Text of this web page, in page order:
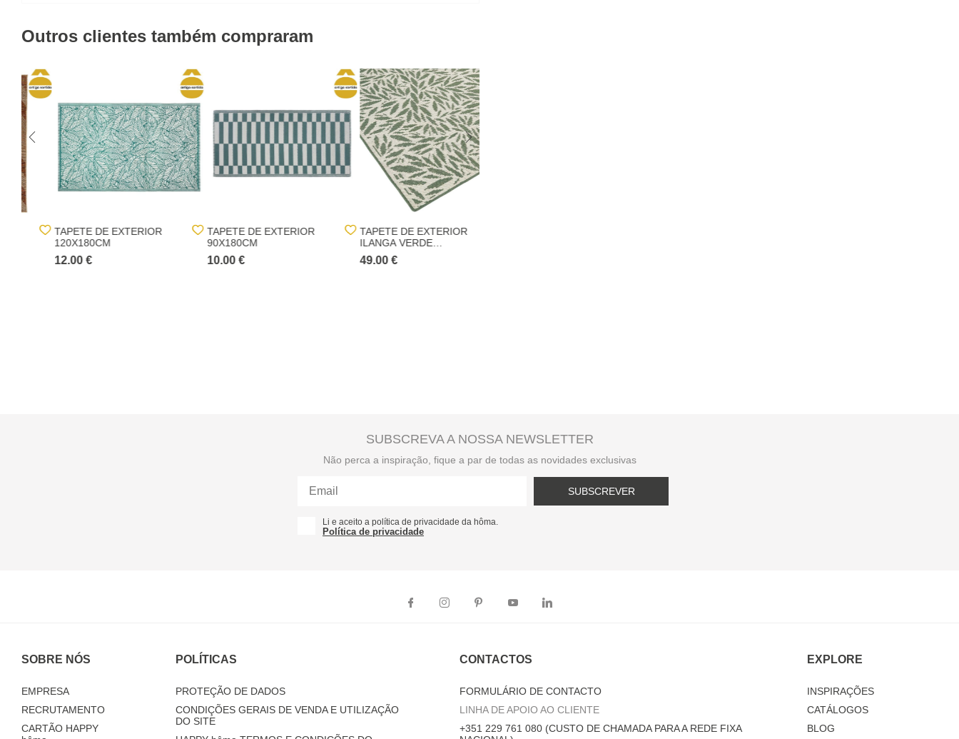
Outros clientes também compraram
TAPETE DE EXTERIOR
120X180CM
12.00 €
TAPETE DE EXTERIOR
90X180CM
10.00 €
TAPETE DE EXTERIOR
ILANGA VERDE
150X250CM
49.00 €
SUBSCREVA A NOSSA NEWSLETTER
Não perca a inspiração, fique a par de todas as novidades exclusivas
SUBSCREVER
Li e aceito a política de privacidade da hôma.
Política de privacidade
SOBRE NÓS
EMPRESA
RECRUTAMENTO
CARTÃO HAPPY
POLÍTICAS
PROTEÇÃO DE DADOS
CONDIÇÕES GERAIS DE VENDA E UTILIZAÇÃO
DO SITE
CONTACTOS
FORMULÁRIO DE CONTACTO
LINHA DE APOIO AO CLIENTE
+351 229 761 080 (CUSTO DE CHAMADA PARA A REDE FIXA
EXPLORE
INSPIRAÇÕES
CATÁLOGOS
BLOG